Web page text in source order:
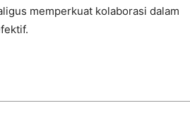
memperkuat kolaborasi dalam